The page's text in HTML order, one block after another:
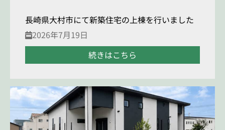
長崎県大村市にて新築住宅の上棟を行いました
2026年7月19日
続きはこちら